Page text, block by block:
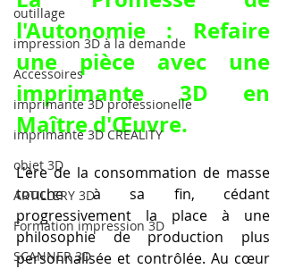
outillage
impression 3D à la demande
Accessoires
imprimante 3D professionelle
imprimante 3D CREALITY
objet 3D
ARTILLERY 3D
Formation impression 3D
SCANNER 3D
l'Autonomie : Refaire
une pièce avec une
imprimante 3D en
Maître d'Œuvre.
L'ère de la consommation de masse
touche à sa fin, cédant
progressivement la place à une
philosophie de production plus
personnalisée et contrôlée. Au cœur